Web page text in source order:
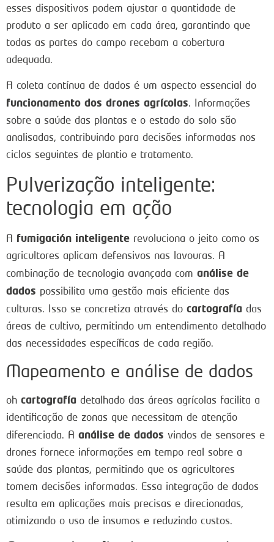
esses dispositivos podem ajustar a quantidade de
produto a ser aplicado em cada área, garantindo que
todas as partes do campo recebam a cobertura
adequada.
A coleta contínua de dados é um aspecto essencial do
funcionamento dos drones agrícolas. Informações
sobre a saúde das plantas e o estado do solo são
analisadas, contribuindo para decisões informadas nos
ciclos seguintes de plantio e tratamento.
Pulverização inteligente:
tecnologia em ação
A fumigación inteligente revoluciona o jeito como os
agricultores aplicam defensivos nas lavouras. A
combinação de tecnologia avançada com análise de
dados possibilita uma gestão mais eficiente das
culturas. Isso se concretiza através do cartografía das
áreas de cultivo, permitindo um entendimento detalhado
das necessidades específicas de cada região.
Mapeamento e análise de dados
oh cartografía detalhado das áreas agrícolas facilita a
identificação de zonas que necessitam de atenção
diferenciada. A análise de dados vindos de sensores e
drones fornece informações em tempo real sobre a
saúde das plantas, permitindo que os agricultores
tomem decisões informadas. Essa integração de dados
resulta em aplicações mais precisas e direcionadas,
otimizando o uso de insumos e reduzindo custos.